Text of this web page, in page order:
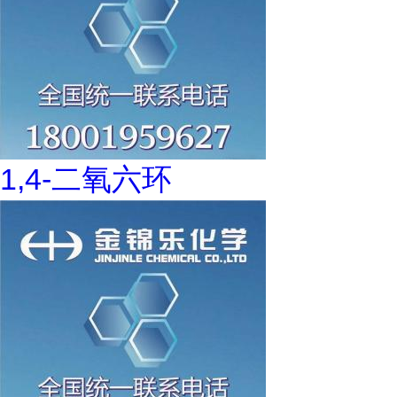
1,4-二氧六环